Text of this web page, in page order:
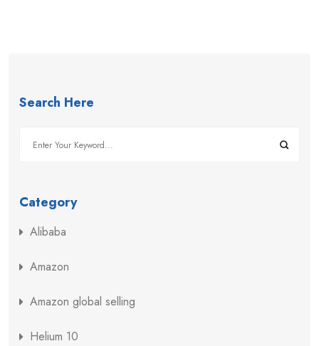
Search Here
Category
Alibaba
Amazon
Amazon global selling
Helium 10